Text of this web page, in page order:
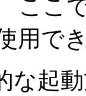
ここ
用で
な起